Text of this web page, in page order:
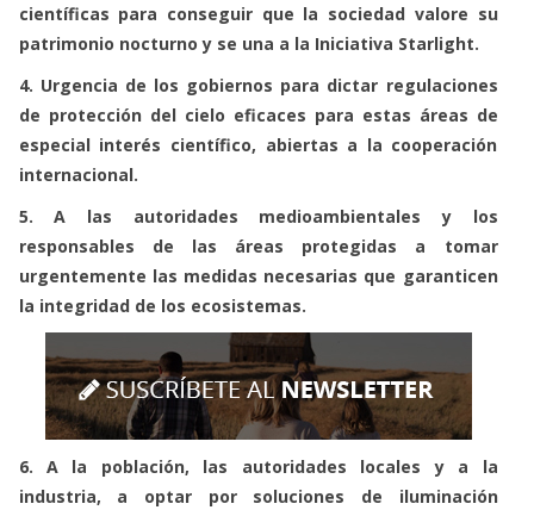
científicas para conseguir que la sociedad valore su
patrimonio nocturno y se una a la Iniciativa Starlight.
4. Urgencia de los gobiernos para dictar regulaciones
de protección del cielo eficaces para estas áreas de
especial interés científico, abiertas a la cooperación
internacional.
5. A las autoridades medioambientales y los
responsables de las áreas protegidas a tomar
urgentemente las medidas necesarias que garanticen
la integridad de los ecosistemas.
6. A la población, las autoridades locales y a la
industria, a optar por soluciones de iluminación